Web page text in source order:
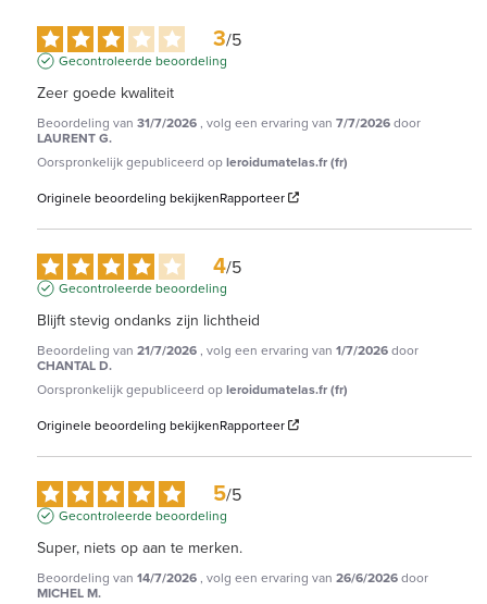
3/5
Gecontroleerde beoordeling
Zeer goede kwaliteit
Beoordeling van 31/7/2026, volg een ervaring van 7/7/2026door
LAURENT G.
Oorspronkelijk gepubliceerd opleroidumatelas.fr (fr)
Originele beoordeling bekijkenRapporteer
4/5
Gecontroleerde beoordeling
Blijft stevig ondanks zijn lichtheid
Beoordeling van 21/7/2026, volg een ervaring van 1/7/2026door
CHANTAL D.
Oorspronkelijk gepubliceerd opleroidumatelas.fr (fr)
Originele beoordeling bekijkenRapporteer
5/5
Gecontroleerde beoordeling
Super, niets op aan te merken.
Beoordeling van 14/7/2026, volg een ervaring van 26/6/2026door
MICHEL M.